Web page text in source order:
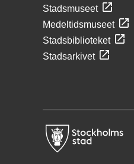
Stadsmuseet
Medeltidsmuseet
Stadsbiblioteket
Stadsarkivet